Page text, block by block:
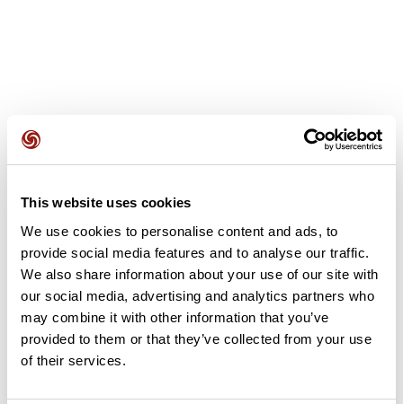
This website uses cookies
We use cookies to personalise content and ads, to
provide social media features and to analyse our traffic.
We also share information about your use of our site with
our social media, advertising and analytics partners who
may combine it with other information that you’ve
provided to them or that they’ve collected from your use
of their services.
Ajouter un avis
Découvrez ce parcours de vélo de 66 km à proximité de